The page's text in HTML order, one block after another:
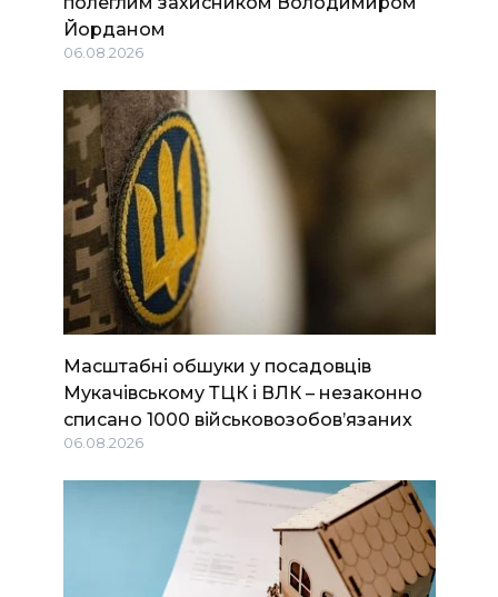
Йорданом
06.08.2026
Масштабні обшуки у посадовців
Мукачівському ТЦК і ВЛК – незаконно
списано 1000 військовозобов’язаних
06.08.2026